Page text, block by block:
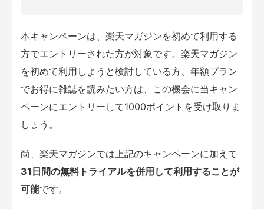
本キャンペーンは、楽天マガジンを初めて利用する
方でエントリーされた方が対象です。楽天マガジン
を初めて利用しようと検討している方、年額プラン
でお得に雑誌を読みたい方は、この機会に当キャン
ペーンにエントリーして1000ポイントを受け取りま
しょう。
尚、楽天マガジンでは上記のキャンペーンに加えて
31日間の無料トライアルを併用して利用することが
可能です。